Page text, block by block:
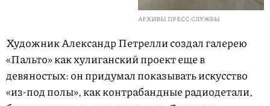
АРХИВЫ ПРЕСС-СЛУЖБЫ
Художник Александр Петрелли создал галерею
«Пальто» как хулиганский проект еще в
девяностых: он придумал показывать искусство
«из-под полы», как контрабандные радиодетали,